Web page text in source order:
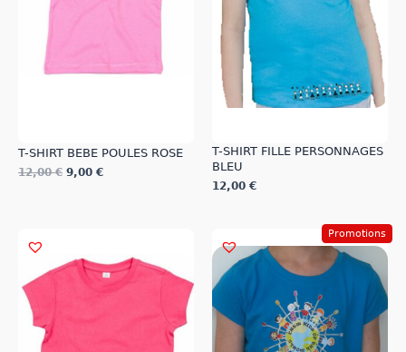
page
choisies
sur
page
du
produit
T-SHIRT BEBE POULES ROSE
12,00€ 9,00 €
plusieurs
variations.
Les
options
peuvent
T-SHIRT FILLE PERSONNAGES
BLEU
12,00 €
a
plusieurs
variations.
Les
options
peuvent
Promotions